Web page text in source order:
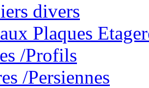
divers
Plaques
/Profils
/Persiennes